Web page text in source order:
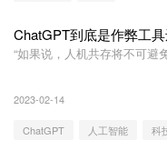
ChatGPT到底是作弊工
“如果说，人机共存将不可避
2023-02-14
ChatGPT 人工智能 科